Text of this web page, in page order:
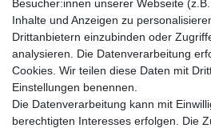
Einkaufen
Zahlungsarten
Versandarten & -kosten
Widerrufsrecht
Warenkorb
Zur Kasse
Hilfe
Besucher:innen unserer Webseite
Inhalte und Anzeigen zu
Drittanbietern einzubinden oder
analysieren. Die Datenverarbeitung
Cookies. Wir teilen diese Daten mit
Einstellungen benennen.
Die Datenverarbeitung kann mit
berechtigten Interesses erfolgen. Die